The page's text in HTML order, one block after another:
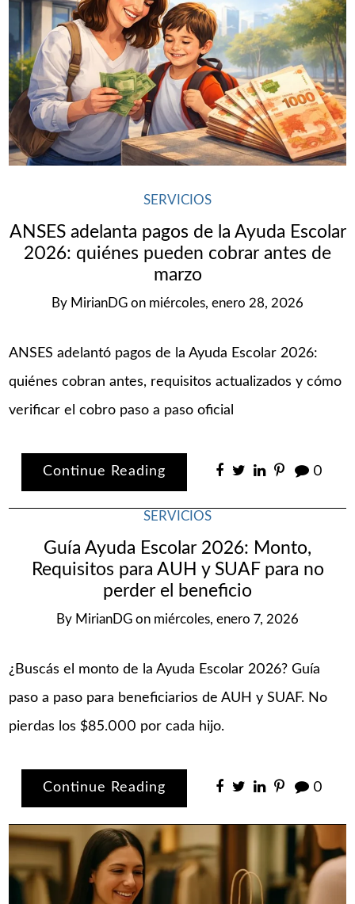
SERVICIOS
ANSES adelanta pagos de la Ayuda Escolar
2026: quiénes pueden cobrar antes de
marzo
By MirianDG on miércoles, enero 28, 2026
ANSES adelantó pagos de la Ayuda Escolar 2026:
quiénes cobran antes, requisitos actualizados y cómo
verificar el cobro paso a paso oficial
Continue Reading 0
SERVICIOS
Guía Ayuda Escolar 2026: Monto,
Requisitos para AUH y SUAF para no
perder el beneficio
By MirianDG on miércoles, enero 7, 2026
¿Buscás el monto de la Ayuda Escolar 2026? Guía
paso a paso para beneficiarios de AUH y SUAF. No
pierdas los $85.000 por cada hijo.
Continue Reading 0